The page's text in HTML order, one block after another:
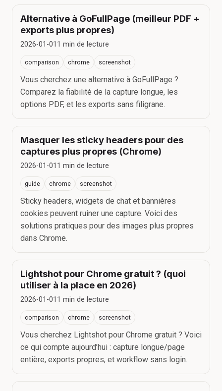
Alternative à GoFullPage (meilleur PDF +
exports plus propres)
2026-01-01 1 min de lecture
comparison chrome screenshot
Vous cherchez une alternative à GoFullPage ?
Comparez la fiabilité de la capture longue, les
options PDF, et les exports sans filigrane.
Masquer les sticky headers pour des
captures plus propres (Chrome)
2026-01-01 1 min de lecture
guide chrome screenshot
Sticky headers, widgets de chat et bannières
cookies peuvent ruiner une capture. Voici des
solutions pratiques pour des images plus propres
dans Chrome.
Lightshot pour Chrome gratuit ? (quoi
utiliser à la place en 2026)
2026-01-01 1 min de lecture
comparison chrome screenshot
Vous cherchez Lightshot pour Chrome gratuit ? Voici
ce qui compte aujourd’hui : capture longue/page
entière, exports propres, et workflow sans login.